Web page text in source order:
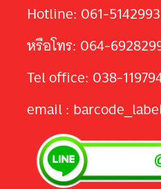
Hotline: 061-5142993
หรือโทร: 064-
Tel office: 038-
email :